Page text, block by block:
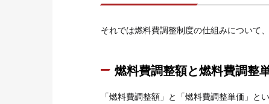
それでは燃料費調整制度の仕組みについて
燃料費調整額と燃料費調整
「燃料費調整額」と「燃料費調整単価」と